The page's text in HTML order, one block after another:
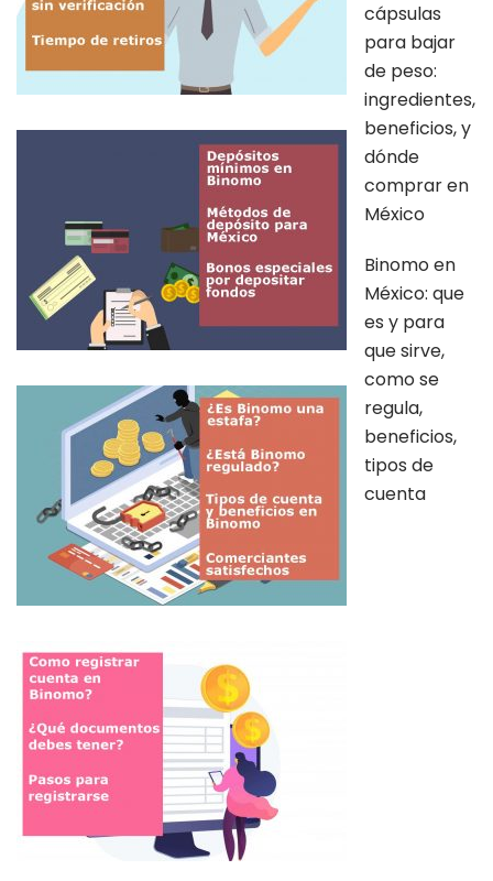
cápsulas
para bajar
de peso:
ingredientes,
beneficios, y
dónde
comprar en
México
Binomo en
México: que
es y para
que sirve,
como se
regula,
beneficios,
tipos de
cuenta